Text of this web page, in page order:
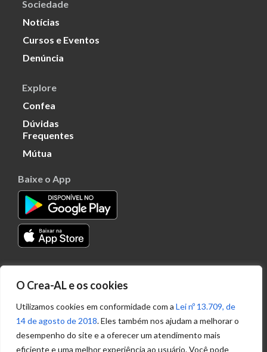
O Crea-AL e os cookies
Utilizamos cookies em conformidade com a Lei nº 13.709, de
14 de agosto de 2018. Eles também nos ajudam a melhorar o
desempenho do site e a oferecer um atendimento mais
eficiente e uma melhor experiência ao usuário. Você pode
Sociedade
Notícias
Cursos e Eventos
Denúncia
Explore
Confea
Dúvidas
Frequentes
Mútua
Baixe o App
Transparência
Portal
Acesso à
Informação
Política de
Privacidade de